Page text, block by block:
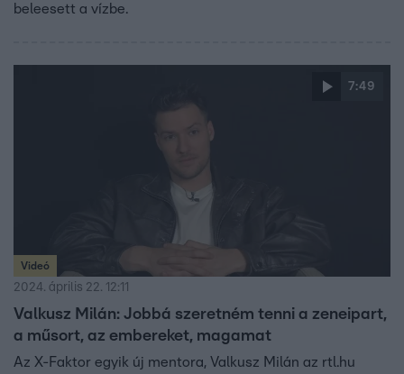
beleesett a vízbe.
7:49
Videó
2024. április 22. 12:11
Valkusz Milán: Jobbá szeretném tenni a zeneipart,
a műsort, az embereket, magamat
Az X-Faktor egyik új mentora, Valkusz Milán az rtl.hu